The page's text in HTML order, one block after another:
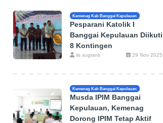
Kemenag Kab Banggai Kepulauan
Pesparani Katolik I
Banggai Kepulauan Diikuti
8 Kontingen
iis sugianti 29 Nov 2025
Kemenag Kab Banggai Kepulauan
Musda IPIM Banggai
Kepulauan, Kemenag
Dorong IPIM Tetap Aktif